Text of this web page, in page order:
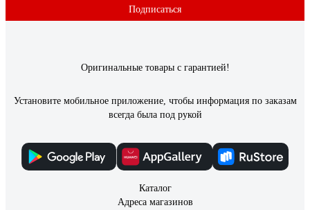
воду и отлично с этим справляется.
Подписаться
Оригинальные товары с гарантией!
Установите мобильное приложение, чтобы информация по заказам
всегда была под рукой
Каталог
Адреса магазинов